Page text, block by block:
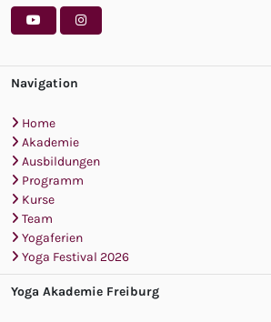
Navigation
Home
Akademie
Ausbildungen
Programm
Kurse
Team
Yogaferien
Yoga Festival 2026
Yoga Akademie Freiburg